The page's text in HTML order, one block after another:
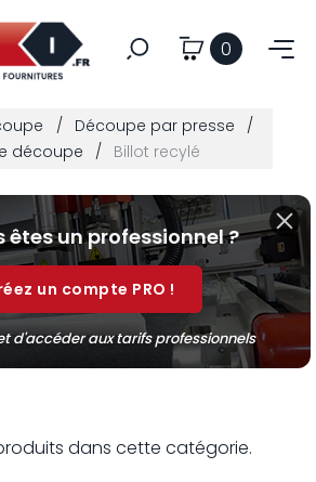
0
Découpe par presse
découpe
Billot recylé

dans cette catégorie.
êtes un professionnel ?
d'accéder aux tarifs professionnels
un compte PRO !